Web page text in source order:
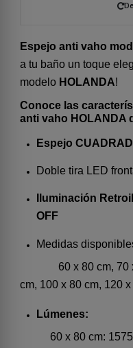
Espejo anti vaho
a tu baño un toque
modelo HOLANDA!
Conoce las
anti vaho HOLANDA
Espejo
Doble tira LED
Iluminación
OFF
Medidas
60 x 80 cm, 70
cm, 100 x 80 cm, 120
Lúmenes:
60 x 80 cm: 1575